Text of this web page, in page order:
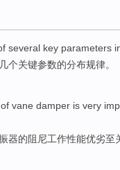
several key parameters
几个关键参数的分布规律。
of vane damper is very
器的阻尼工作性能优劣至